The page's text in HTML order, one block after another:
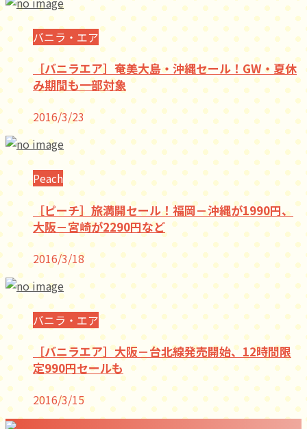
バニラ・エア
［バニラエア］奄美大島・沖縄セール！GW・夏休
み期間も一部対象
2016/3/23
Peach
［ピーチ］旅満開セール！福岡－沖縄が1990円、
大阪－宮崎が2290円など
2016/3/18
バニラ・エア
［バニラエア］大阪－台北線発売開始、12時間限
定990円セールも
2016/3/15